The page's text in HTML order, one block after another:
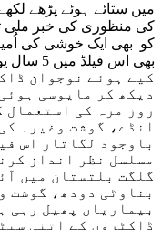
کی منظوری کی خبر ملی
کو بھی ایک خوشی کی
کیے ہوئے نوجوان
دیکھ کر مایوسی
روز مرہ کی استعمال
انڈے، گوشت وغیرہ
باوجود لگاتار اس
مسلسل نظر انداز
گلگت بلتستان میں
بناوٹی دودھ، گوشت
بیماریاں پھیل رہی
ڈاکٹروں کے اتنی